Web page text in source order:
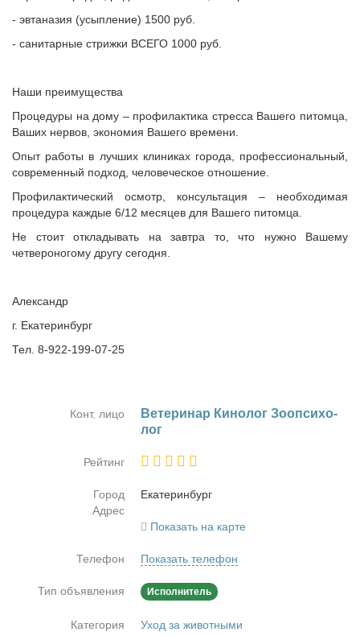
- эвтаназия (усыпление) 1500 руб.
- санитарные стрижки ВСЕГО 1000 руб.
Наши преимущества
Процедуры на дому – профилактика стресса Вашего питомца,
Ваших нервов, экономия Вашего времени.
Опыт работы в лучших клиниках города, профессиональный,
современный подход, человеческое отношение.
Профилактический осмотр, консультация – необходимая
процедура каждые 6/12 месяцев для Вашего питомца.
Не стоит откладывать на завтра то, что нужно Вашему
четвероногому другу сегодня.
Александр
г. Екатеринбург
Тел. 8-922-199-07-25
Конт. лицо
Ве­те­ри­нар Ки­но­лог Зоо­пси­хо­
лог
Рейтинг
Город
Ека­те­рин­бург
Адрес
Показать на карте
Телефон Показать телефон
Тип объявления Исполнитель
Категория
Уход за животными